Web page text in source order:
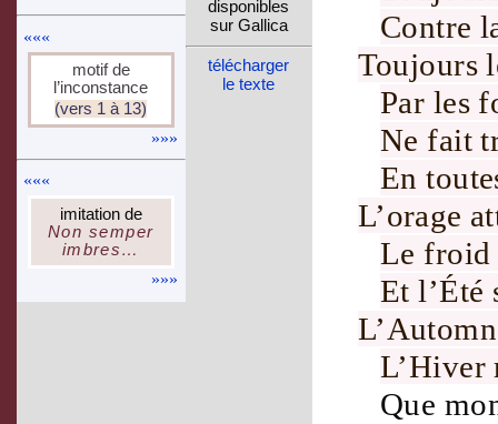
«««
motif de
l’incons­tance
(vers 1 à 13)
»»»
«««
imi­ta­tion de
Non semper
imbres…
»»»
Contre
Toujours
Par les
Ne fait
En
L’orage
Le froid
Et l’Été
L’
L’Hiver
Que
dispo­nibles
sur Gallica
télé­charger
le texte